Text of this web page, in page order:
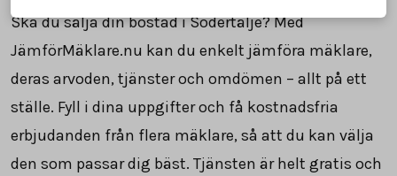
Ska du sälja din bostad i Södertälje? Med
JämförMäklare.nu kan du enkelt jämföra mäklare,
deras arvoden, tjänster och omdömen – allt på ett
ställe. Fyll i dina uppgifter och få kostnadsfria
erbjudanden från flera mäklare, så att du kan välja
den som passar dig bäst. Tjänsten är helt gratis och